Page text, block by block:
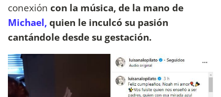
conexión con la música, de la mano de
Michael,quien le inculcó su pasión
cantándole desde su gestación.